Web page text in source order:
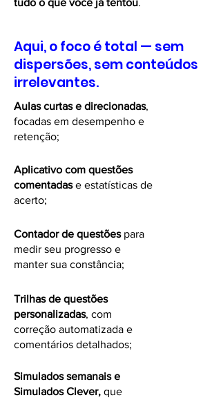
tudo o que você já tentou.
Aqui, o foco é total — sem
dispersões, sem conteúdos
irrelevantes.
Aulas curtas e direcionadas,
focadas em desempenho e
retenção;
Aplicativo com questões
comentadase estatísticas de
acerto;
Contador de questões para
medir seu progresso e
manter sua constância;
Trilhas de questões
personalizadas, com
correção automatizada e
comentários detalhados;
Simulados semanais e
Simulados Clever, que